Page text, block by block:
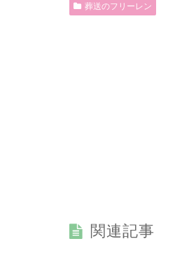
葬送のフリーレン
関連記事